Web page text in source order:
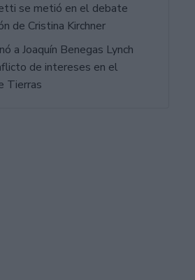
se metió en el debate
de Cristina Kirchner
a Joaquín Benegas Lynch
de intereses en el
Tierras